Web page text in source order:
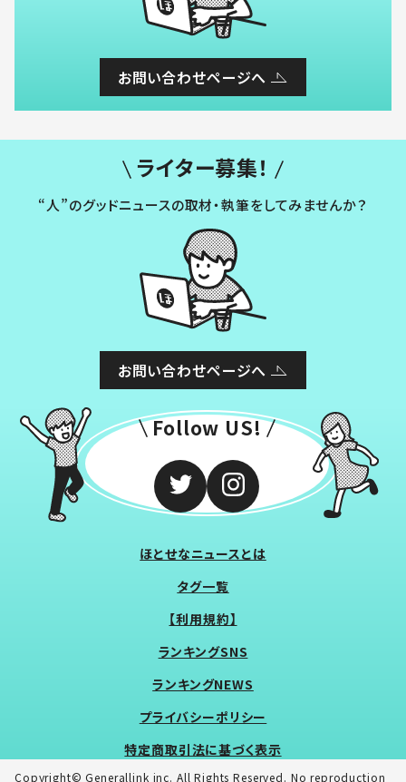
お問い合わせページへ
ライター募集！
“人”のグッドニュースの取材・執筆をしてみませんか？
お問い合わせページへ
Follow US!
ほとせなニュースとは
タグ一覧
【利用規約】
ランキングSNS
ランキングNEWS
プライバシーポリシー
特定商取引法に基づく表示
Copyright© Generallink inc. All Rights Reserved. No reproduction